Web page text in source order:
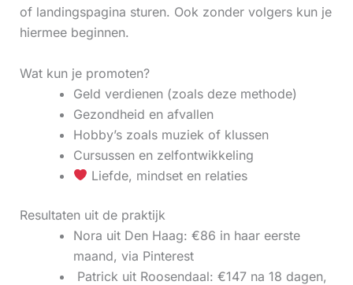
of landingspagina sturen. Ook zonder volgers kun je
hiermee beginnen.
Wat kun je promoten?
Geld verdienen (zoals deze methode)
Gezondheid en afvallen
Hobby’s zoals muziek of klussen
Cursussen en zelfontwikkeling
Liefde, mindset en relaties
Resultaten uit de praktijk
Nora uit Den Haag: €86 in haar eerste
maand, via Pinterest
‍ Patrick uit Roosendaal: €147 na 18 dagen,